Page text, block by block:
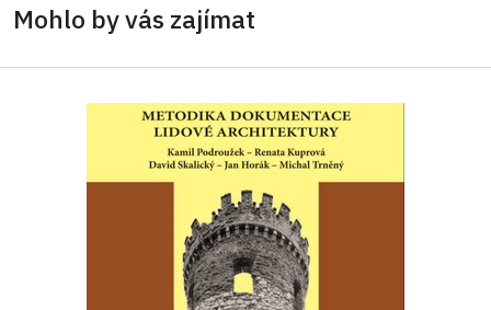
Mohlo by vás zajímat